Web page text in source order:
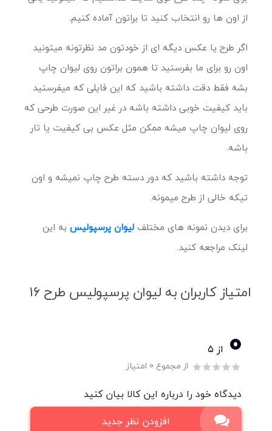
از اون ها رو انتخاب کنید تا براتون آماده کنیم.
اگر طرح یا عکس دیگه ای از خودتون مد نظرتونه میتونید
اون رو برای ما بفرستید تا همون براتون روی لیوان چاپ
بشه فقط دقت داشته باشید که این فایلی که میفرستید
باید کیفیت خوبی داشته باشه در غیر این صورت طرحی که
روی لیوان چاپ میشه ممکن مثل عکس بی کیفیت یا تار
باشه.
توجه داشته باشید که دور دسته طرح چاپ نمیشه و اون
تیکه خالی از طرح میمونه.
برای دیدن نمونه های مختلفلیوان پرسپولیس به این
لینک مراجعه کنید.
امتیاز کاربران به لیوان پرسپولیس طرح 16
0 از ۵
از مجموع 0 امتیاز
دیدگاه خود را درباره این کالا بیان کنید
افزودن نظر جدید